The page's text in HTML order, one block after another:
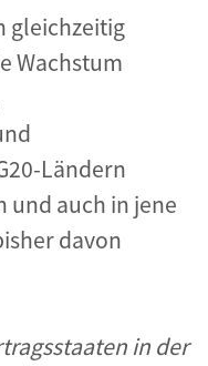
gleichzeitig
Wachstum
Ländern
und auch in jene
davon
in der